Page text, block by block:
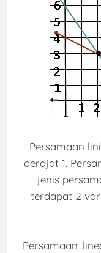
Persamaan
derajat 1.
jenis
terdapat 2
Persamaan